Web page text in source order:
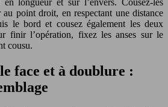
longueur et sur l’envers. Cousez-les
point droit, en respectant une distance
le bord et cousez également les deux
finir l’opération, fixez les anses sur le
cousu.
face et à doublure :